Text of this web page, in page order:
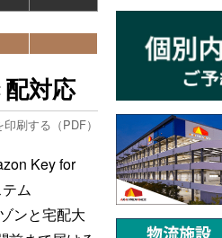
対応
刷する（PDF）
Key for
ム
ンと宅配大